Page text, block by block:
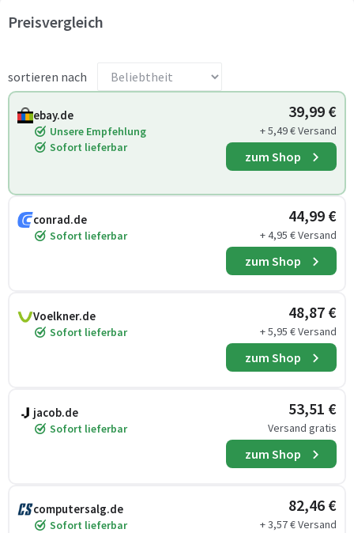
Preisvergleich
sortieren nach
ebay.de
Unsere Empfehlung
Sofort lieferbar
39,99 €
+ 5,49 € Versand
zum Shop
conrad.de
Sofort lieferbar
44,99 €
+ 4,95 € Versand
zum Shop
Voelkner.de
Sofort lieferbar
48,87 €
+ 5,95 € Versand
zum Shop
jacob.de
Sofort lieferbar
53,51 €
Versand gratis
zum Shop
computersalg.de
Sofort lieferbar
82,46 €
+ 3,57 € Versand